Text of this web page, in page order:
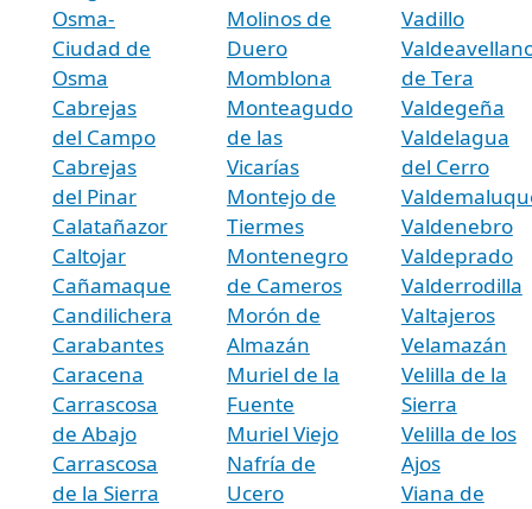
Osma-
Ciudad de
Osma
Cabrejas
del Campo
Cabrejas
del Pinar
Calatañazor
Caltojar
Cañamaque
Candilichera
Carabantes
Caracena
Carrascosa
de Abajo
Carrascosa
de la Sierra
Molinos de
Duero
Momblona
Monteagudo
de las
Vicarías
Montejo de
Tiermes
Montenegro
de Cameros
Morón de
Almazán
Muriel de la
Fuente
Muriel Viejo
Nafría de
Ucero
Vadillo
de Tera
Valdegeña
Valdelagua
del Cerro
Valdenebro
Valdeprado
Valderrodilla
Valtajeros
Velamazán
Velilla de la
Sierra
Velilla de los
Ajos
Viana de